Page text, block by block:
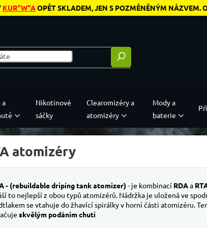
KUR"W"AOPĚT SKLADEM, JEN S POZMĚNĚNÝM NÁZVEM.
a
Nikotinové
sáčky
Clearomizéry a
atomizéry
Mody a
baterie
atomizéry
- (rebuildable driping tank atomizer) - je kombinací RDA a
to nejlepší z obou typů atomizérů. Nádržka je uložená ve
se vtahuje do žhavící spirálky v horní části atomizéru.
skvělým podáním chuti